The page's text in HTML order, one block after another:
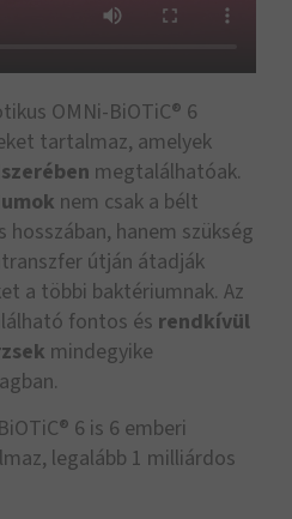
OMNi-BiOTiC® 6
tartalmaz, amelyek
megtalálhatóak.
nem csak a bélt
hanem szükség
útján átadják
a többi baktériumnak. Az
fontos és rendkívül
mindegyike
6 is 6 emberi
legalább 1 milliárdos